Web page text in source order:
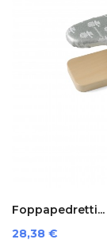
Foppapedretti...
Prezzo
28,38 €